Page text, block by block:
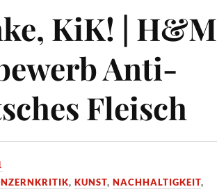
KiK! | H&M
Anti-
Fleisch
,KUNST,NACHHALTIGKEIT,